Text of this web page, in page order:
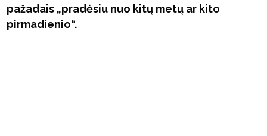
pažadais „pradėsiu nuo kitų metų ar kito
pirmadienio“.